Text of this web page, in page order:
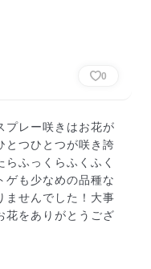
0
プレー咲きはお花が
とつひとつが咲き誇
ふっくらふくふく
ゲも少なめの品種な
ませんでした！大事
花をありがとうござ